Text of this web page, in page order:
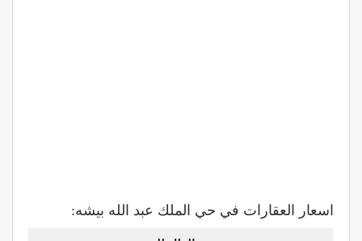
اسعار العقارات في حي الملك عبد الله بيشه: